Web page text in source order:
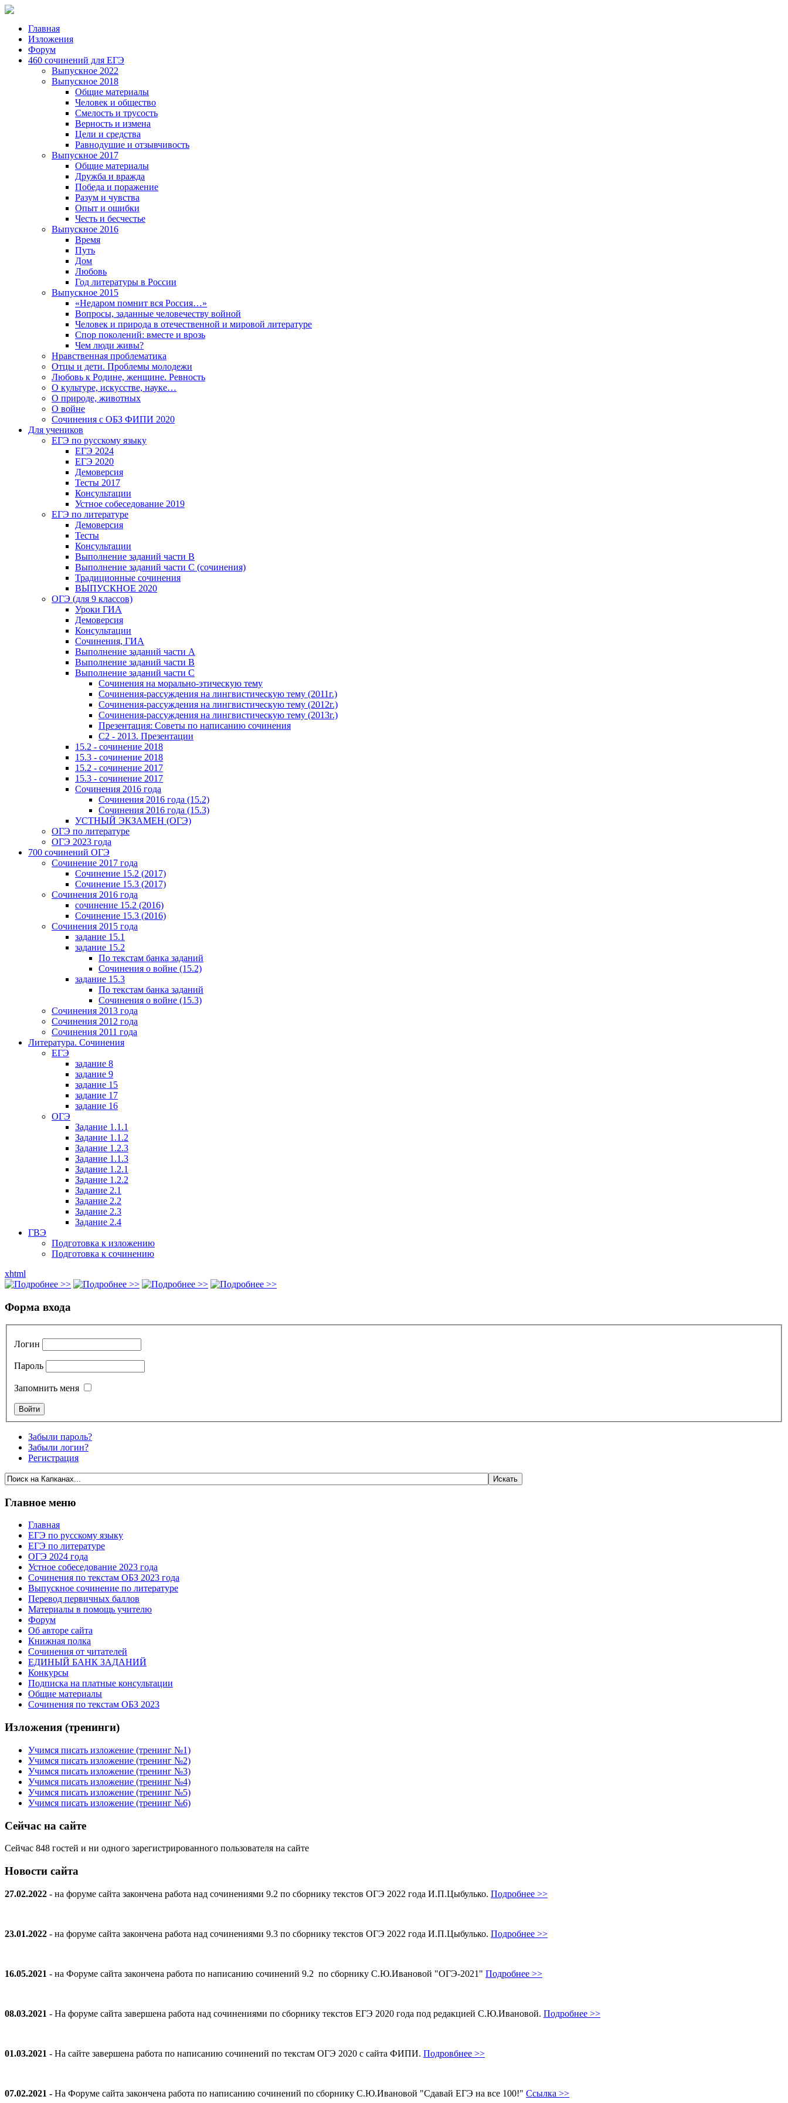
Главная
Изложения
Форум
460 сочинений для ЕГЭ
Выпускное 2022
Выпускное 2018
Общие материалы
Человек и общество
Смелость и трусость
Верность и измена
Цели и средства
Равнодушие и отзывчивость
Выпускное 2017
Общие материалы
Дружба и вражда
Победа и поражение
Разум и чувства
Опыт и ошибки
Честь и бесчестье
Выпускное 2016
Время
Путь
Дом
Любовь
Год литературы в России
Выпускное 2015
«Недаром помнит вся Россия…»
Вопросы, заданные человечеству войной
Человек и природа в отечественной и мировой литературе
Спор поколений: вместе и врозь
Чем люди живы?
Нравственная проблематика
Отцы и дети. Проблемы молодежи
Любовь к Родине, женщине. Ревность
О культуре, искусстве, науке…
О природе, животных
О войне
Сочинения с ОБЗ ФИПИ 2020
Для учеников
ЕГЭ по русскому языку
ЕГЭ 2024
ЕГЭ 2020
Демоверсия
Тесты 2017
Консультации
Устное собеседование 2019
ЕГЭ по литературе
Демоверсия
Тесты
Консультации
Выполнение заданий части В
Выполнение заданий части С (сочинения)
Традиционные сочинения
ВЫПУСКНОЕ 2020
ОГЭ (для 9 классов)
Уроки ГИА
Демоверсия
Консультации
Сочинения, ГИА
Выполнение заданий части А
Выполнение заданий части В
Выполнение заданий части С
Сочинения на морально-этическую тему
Сочинения-рассуждения на лингвистическую тему (2011г.)
Сочинения-рассуждения на лингвистическую тему (2012г.)
Сочинения-рассуждения на лингвистическую тему (2013г.)
Презентация: Советы по написанию сочинения
C2 - 2013. Презентации
15.2 - сочинение 2018
15.3 - сочинение 2018
15.2 - сочинение 2017
15.3 - сочинение 2017
Сочинения 2016 года
Сочинения 2016 года (15.2)
Сочинения 2016 года (15.3)
УСТНЫЙ ЭКЗАМЕН (ОГЭ)
ОГЭ по литературе
ОГЭ 2023 года
700 cочинений ОГЭ
Сочинение 2017 года
Сочинение 15.2 (2017)
Сочинение 15.3 (2017)
Сочинения 2016 года
сочинение 15.2 (2016)
Сочинение 15.3 (2016)
Сочинения 2015 года
задание 15.1
задание 15.2
По текстам банка заданий
Сочинения о войне (15.2)
задание 15.3
По текстам банка заданий
Сочинения о войне (15.3)
Сочинения 2013 года
Сочинения 2012 года
Сочинения 2011 года
Литература. Сочинения
ЕГЭ
задание 8
задание 9
задание 15
задание 17
задание 16
ОГЭ
Задание 1.1.1
Задание 1.1.2
Задание 1.2.3
Задание 1.1.3
Задание 1.2.1
Задание 1.2.2
Задание 2.1
Задание 2.2
Задание 2.3
Задание 2.4
ГВЭ
Подготовка к изложению
Подготовка к сочинению
xhtml
Форма входа
Логин
Пароль
Запомнить меня
Забыли пароль?
Забыли логин?
Регистрация
Главное меню
Главная
ЕГЭ по русскому языку
ЕГЭ по литературе
ОГЭ 2024 года
Устное собеседование 2023 года
Сочинения по текстам ОБЗ 2023 года
Выпускное сочинение по литературе
Перевод первичных баллов
Материалы в помощь учителю
Форум
Об авторе сайта
Книжная полка
Cочинения от читателей
ЕДИНЫЙ БАНК ЗАДАНИЙ
Конкурсы
Подписка на платные консультации
Общие материалы
Сочинения по текстам ОБЗ 2023
Изложения (тренинги)
Учимся писать изложение (тренинг №1)
Учимся писать изложение (тренинг №2)
Учимся писать изложение (тренинг №3)
Учимся писать изложение (тренинг №4)
Учимся писать изложение (тренинг №5)
Учимся писать изложение (тренинг №6)
Сейчас на сайте
Сейчас 848 гостей и ни одного зарегистрированного пользователя на сайте
Новости сайта
27.02.2022 - на форуме сайта закончена работа над сочинениями 9.2 по сборнику текстов ОГЭ 2022 года И.П.Цыбулько. Подробнее >>
23.01.2022 - на форуме сайта закончена работа над сочинениями 9.3 по сборнику текстов ОГЭ 2022 года И.П.Цыбулько. Подробнее >>
16.05.2021 - на Форуме сайта закончена работа по написанию сочинений 9.2 по сборнику С.Ю.Ивановой "ОГЭ-2021" Подробнее >>
08.03.2021 - На форуме сайта завершена работа над сочинениями по сборнику текстов ЕГЭ 2020 года под редакцией С.Ю.Ивановой. Подробнее >>
01.03.2021 - На сайте завершена работа по написанию сочинений по текстам ОГЭ 2020 с сайта ФИПИ. Подровбнее >>
07.02.2021 - На Форуме сайта закончена работа по написанию сочинений по сборнику С.Ю.Ивановой "Сдавай ЕГЭ на все 100!" Ссылка >>